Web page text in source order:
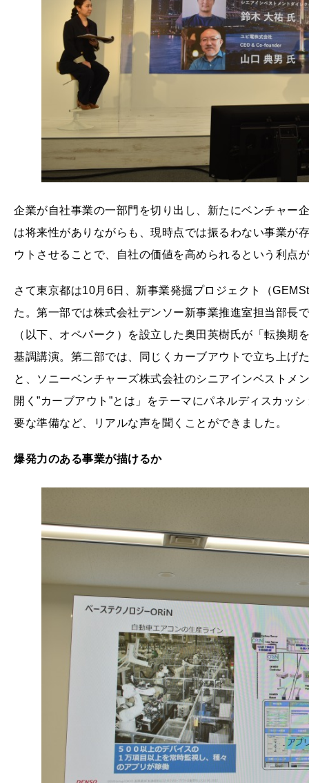
企業が自社事業の一部門を切り出し、新たにベンチャー
は将来性がありながらも、現時点では振るわない事業が
ウトさせることで、自社の価値を高められるという利点
さて東京都は10月6日、新事業発掘プロジェクト（
た。第一部では株式会社デンソー新事業推進室担当部長
（以下、オペパーク）を設立した奥田英樹氏が「転換
基調講演。第二部では、同じくカーブアウトで立ち上げ
と、ソニーベンチャーズ株式会社のシニアインベストメ
開く”カーブアウト”とは」をテーマにパネルディスカッ
要な準備など、リアルな声を聞くことができました。
爆発力のある事業が描けるか